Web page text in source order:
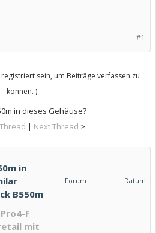
#1
sein, um Beiträge verfassen zu
können. )
in dieses Gehäuse?
| Next Thread >
in
B550m
Forum Datum
F
mit